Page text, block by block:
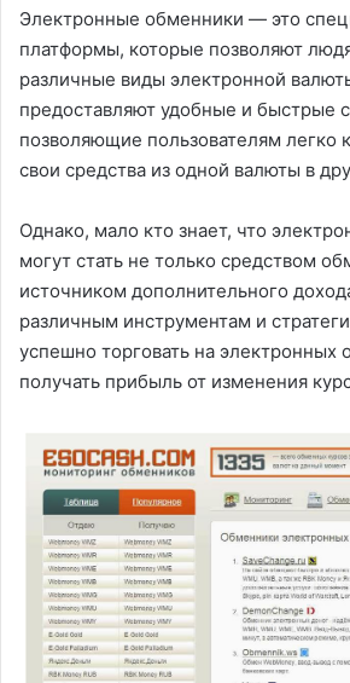
Электронные обменники — это
платформы, которые позволяют
различные виды электронной
предоставляют удобные и быстрые
позволяющие пользователям легко
свои средства из одной валюты в
Однако, мало кто знает, что
могут стать не только средством
источником дополнительного
различным инструментам и
успешно торговать на электронных
получать прибыль от изменения